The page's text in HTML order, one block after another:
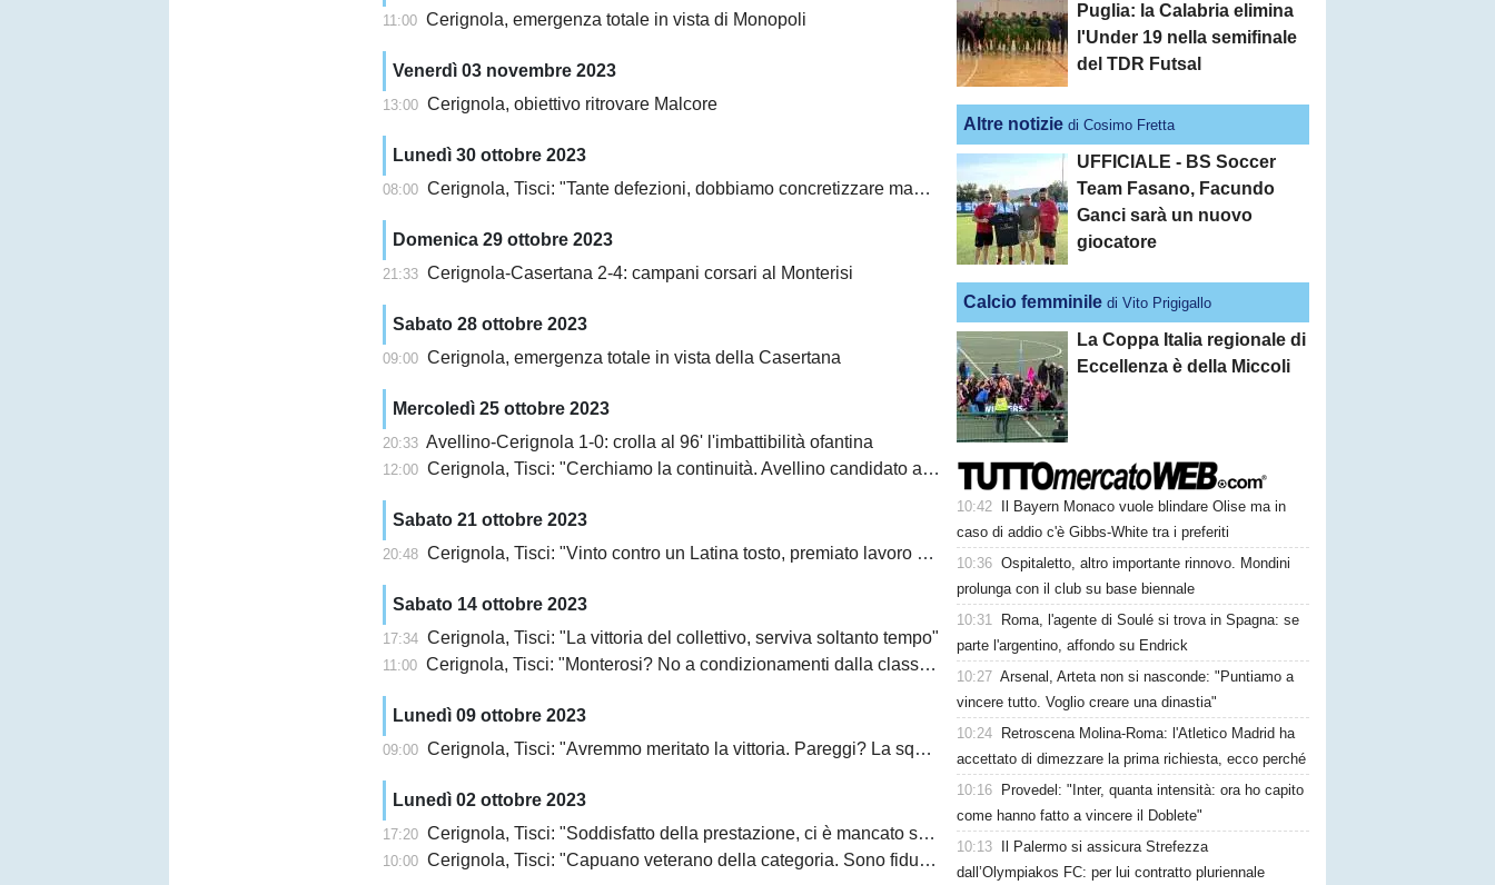
11:00 Cerignola, emergenza totale in vista di Monopoli
Venerdì 03 novembre 2023
13:00 Cerignola, obiettivo ritrovare Malcore
Lunedì 30 ottobre 2023
08:00 Cerignola, Tisci: "Tante defezioni, dobbiamo concretizzare maggiormente"
Domenica 29 ottobre 2023
21:33 Cerignola-Casertana 2-4: campani corsari al Monterisi
Sabato 28 ottobre 2023
09:00 Cerignola, emergenza totale in vista della Casertana
Mercoledì 25 ottobre 2023
20:33 Avellino-Cerignola 1-0: crolla al 96' l'imbattibilità ofantina
12:00 Cerignola, Tisci: "Cerchiamo la continuità. Avellino candidato al vertice"
Sabato 21 ottobre 2023
20:48 Cerignola, Tisci: "Vinto contro un Latina tosto, premiato lavoro dei ragazzi"
Sabato 14 ottobre 2023
17:34 Cerignola, Tisci: "La vittoria del collettivo, serviva soltanto tempo"
11:00 Cerignola, Tisci: "Monterosi? No a condizionamenti dalla classifica"
Lunedì 09 ottobre 2023
09:00 Cerignola, Tisci: "Avremmo meritato la vittoria. Pareggi? La squadra migliora sempre di più"
Lunedì 02 ottobre 2023
17:20 Cerignola, Tisci: "Soddisfatto della prestazione, ci è mancato solo il gol"
10:00 Cerignola, Tisci: "Capuano veterano della categoria. Sono fiducioso dei miei ragazzi"
Puglia: la Calabria elimina
l'Under 19 nella semifinale
del TDR Futsal
Altre notizie di Cosimo Fretta
UFFICIALE - BS Soccer
Team Fasano, Facundo
Ganci sarà un nuovo
giocatore
Calcio femminile di Vito Prigigallo
La Coppa Italia regionale di
Eccellenza è della Miccoli
10:42
Il Bayern Monaco vuole blindare Olise ma in
caso di addio c'è Gibbs-White tra i preferiti
10:36 Ospitaletto, altro importante rinnovo. Mondini
prolunga con il club su base biennale
10:31
Roma, l'agente di Soulé si trova in Spagna: se
parte l'argentino, affondo su Endrick
10:27 Arsenal, Arteta non si nasconde: "Puntiamo a
vincere tutto. Voglio creare una dinastia"
10:24
Retroscena Molina-Roma: l'Atletico Madrid ha
accettato di dimezzare la prima richiesta, ecco perché
10:16
Provedel: "Inter, quanta intensità: ora ho capito
come hanno fatto a vincere il Doblete"
10:13
Il Palermo si assicura Strefezza
dall’Olympiakos FC: per lui contratto pluriennale